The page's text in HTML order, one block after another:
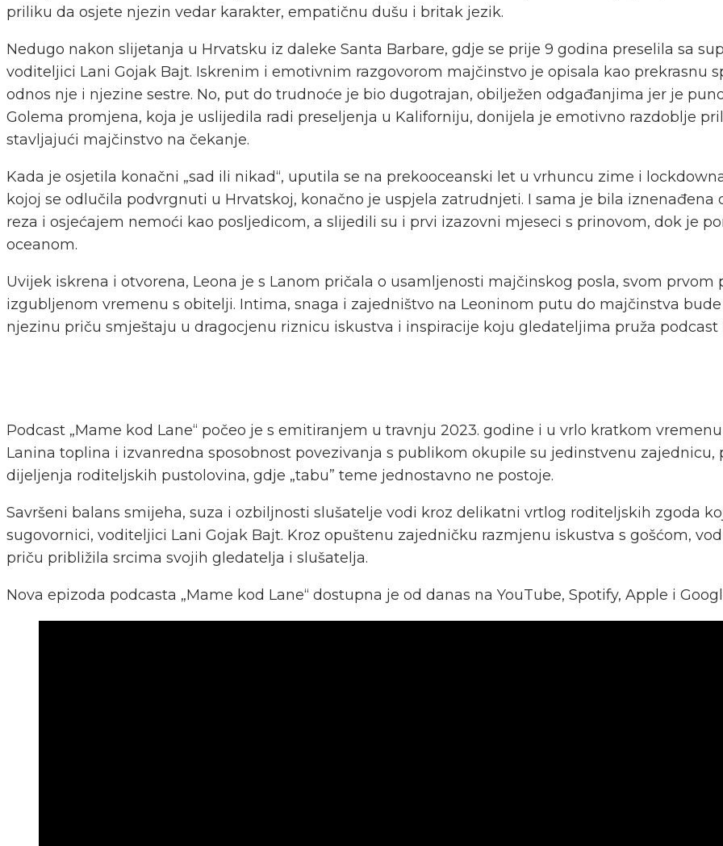
priliku da osjete njezin vedar karakter, empatičnu dušu i britak jezik.
Nedugo nakon slijetanja u Hrvatsku iz daleke Santa Barbare, gdje se prije 9 godina preselila sa
voditeljici Lani Gojak Bajt. Iskrenim i emotivnim razgovorom majčinstvo je opisala kao prekrasnu
odnos nje i njezine sestre. No, put do trudnoće je bio dugotrajan, obilježen odgađanjima jer je
Golema promjena, koja je uslijedila radi preseljenja u Kaliforniju, donijela je emotivno razdoblje
stavljajući majčinstvo na čekanje.
Kada je osjetila konačni „sad ili nikad“, uputila se na prekooceanski let u vrhuncu zime i
kojoj se odlučila podvrgnuti u Hrvatskoj, konačno je uspjela zatrudnjeti. I sama je bila
reza i osjećajem nemoći kao posljedicom, a slijedili su i prvi izazovni mjeseci s prinovom, dok je
oceanom.
Uvijek iskrena i otvorena, Leona je s Lanom pričala o usamljenosti majčinskog posla, svom
izgubljenom vremenu s obitelji. Intima, snaga i zajedništvo na Leoninom putu do majčinstva
njezinu priču smještaju u dragocjenu riznicu iskustva i inspiracije koju gledateljima pruža podcast
Podcast „Mame kod Lane“ počeo je s emitiranjem u travnju 2023. godine i u vrlo kratkom
Lanina toplina i izvanredna sposobnost povezivanja s publikom okupile su jedinstvenu
dijeljenja roditeljskih pustolovina, gdje „tabu” teme jednostavno ne postoje.
Savršeni balans smijeha, suza i ozbiljnosti slušatelje vodi kroz delikatni vrtlog roditeljskih zgoda
sugovornici, voditeljici Lani Gojak Bajt. Kroz opuštenu zajedničku razmjenu iskustva s gošćom,
priču približila srcima svojih gledatelja i slušatelja.
Nova epizoda podcasta „Mame kod Lane“ dostupna je od danas na YouTube, Spotify, Apple i